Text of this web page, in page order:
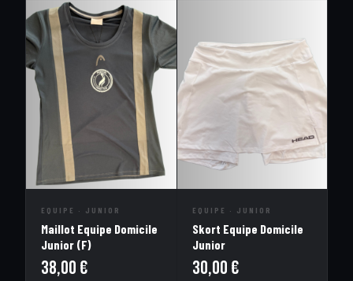
EQUIPE · JUNIOR
Maillot Equipe Domicile
Junior (F)
38,00 €
EQUIPE · JUNIOR
Skort Equipe Domicile
Junior
30,00 €